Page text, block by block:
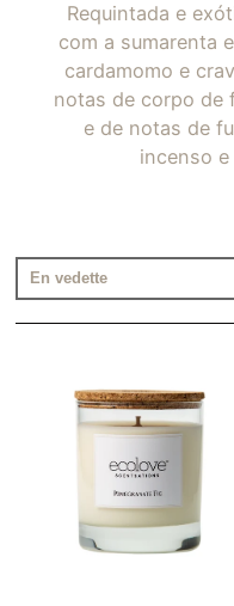
Requintada e
com a sumarenta
cardamomo e
notas de corpo de
e de notas de
incenso